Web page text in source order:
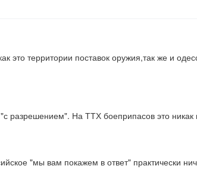
это территории поставок оружия,так же и
разрешением". На ТТХ боеприпасов это никак
"мы вам покажем в ответ" практически